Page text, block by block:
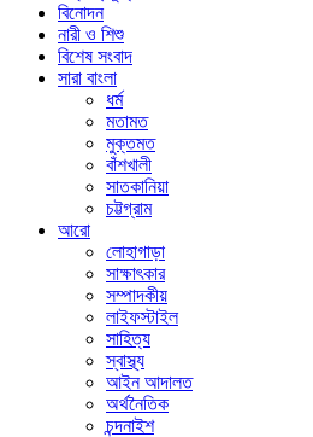
বিনোদন
নারী ও শিশু
বিশেষ সংবাদ
সারা বাংলা
ধর্ম
মতামত
মুক্তমত
বাঁশখালী
সাতকানিয়া
চট্টগ্রাম
আরো
লোহাগাড়া
সাক্ষাৎকার
সম্পাদকীয়
লাইফস্টাইল
সাহিত্য
স্বাস্থ্য
আইন আদালত
অর্থনৈতিক
চন্দনাইশ